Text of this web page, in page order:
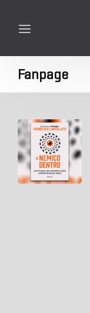
Fanpage